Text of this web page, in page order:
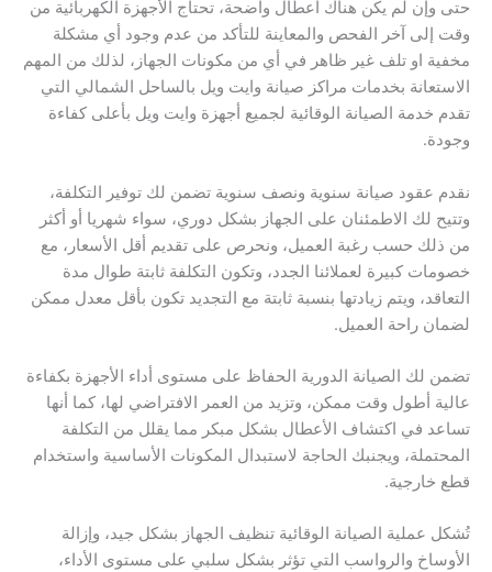
حتى وإن لم يكن هناك أعطال واضحة، تحتاج الأجهزة الكهربائية من
وقت إلى آخر الفحص والمعاينة للتأكد من عدم وجود أي مشكلة
مخفية او تلف غير ظاهر في أي من مكونات الجهاز، لذلك من المهم
الاستعانة بخدمات مراكز صيانة وايت ويل بالساحل الشمالي التي
تقدم خدمة الصيانة الوقائية لجميع أجهزة وايت ويل بأعلى كفاءة
وجودة.
نقدم عقود صيانة سنوية ونصف سنوية تضمن لك توفير التكلفة،
وتتيح لك الاطمئنان على الجهاز بشكل دوري، سواء شهريا أو أكثر
من ذلك حسب رغبة العميل، ونحرص على تقديم أقل الأسعار، مع
خصومات كبيرة لعملائنا الجدد، وتكون التكلفة ثابتة طوال مدة
التعاقد، ويتم زيادتها بنسبة ثابتة مع التجديد تكون بأقل معدل ممكن
لضمان راحة العميل.
تضمن لك الصيانة الدورية الحفاظ على مستوى أداء الأجهزة بكفاءة
عالية أطول وقت ممكن، وتزيد من العمر الافتراضي لها، كما أنها
تساعد في اكتشاف الأعطال بشكل مبكر مما يقلل من التكلفة
المحتملة، ويجنبك الحاجة لاستبدال المكونات الأساسية واستخدام
قطع خارجية.
تُشكل عملية الصيانة الوقائية تنظيف الجهاز بشكل جيد، وإزالة
الأوساخ والرواسب التي تؤثر بشكل سلبي على مستوى الأداء،